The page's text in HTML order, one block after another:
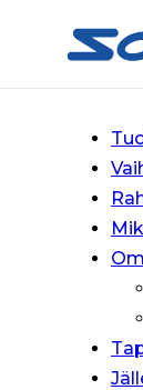
Siirry
Siirry